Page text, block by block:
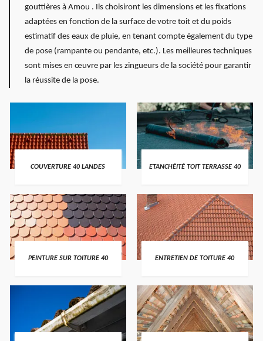
gouttières à Amou . Ils choisiront les dimensions et les fixations
adaptées en fonction de la surface de votre toit et du poids
estimatif des eaux de pluie, en tenant compte également du type
de pose (rampante ou pendante, etc.). Les meilleures techniques
sont mises en œuvre par les zingueurs de la société pour garantir
la réussite de la pose.
COUVERTURE 40 LANDES ETANCHÉITÉ TOIT TERRASSE 40
PEINTURE SUR TOITURE 40 ENTRETIEN DE TOITURE 40